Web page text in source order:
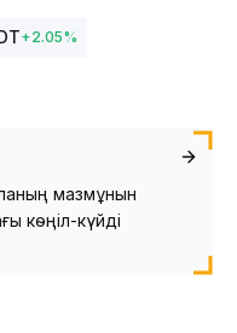
+2.05%
мазмұнын
көңіл-күйді